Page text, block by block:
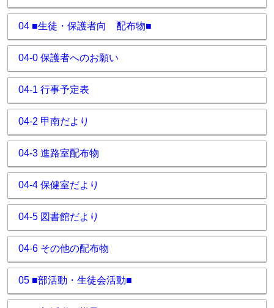
04 ■生徒・保護者向 配布物■
04-0 保護者へのお願い
04-1 行事予定表
04-2 甲南だより
04-3 進路室配布物
04-4 保健室だより
04-5 図書館だより
04-6 その他の配布物
05 ■部活動・生徒会活動■